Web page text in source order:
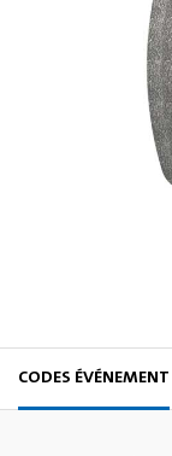
CODES ÉVÉNEMENT